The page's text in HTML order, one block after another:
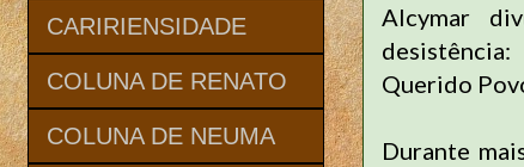
Alcymar
desistência:
Querido
Durante
CARIRIENSIDADE
COLUNA DE RENATO
COLUNA DE NEUMA